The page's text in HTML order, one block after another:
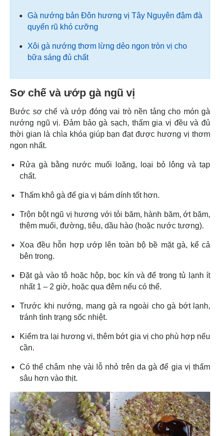
Gà nướng bản Đôn hương vị Tây Nguyên đậm đà
quyến rũ khó cưỡng
Xôi gà nướng thơm lừng dẻo ngon tròn vị cho
bữa sáng đủ chất
Sơ chế và ướp gà ngũ vị
Bước sơ chế và ướp đóng vai trò nền tảng cho món gà
nướng ngũ vị. Đảm bảo gà sạch, thấm gia vị đều và đủ
thời gian là chìa khóa giúp bạn đạt được hương vị thơm
ngon nhất.
Rửa gà bằng nước muối loãng, loại bỏ lông và tạp
chất.
Thấm khô gà để gia vị bám dính tốt hơn.
Trộn bột ngũ vị hương với tỏi băm, hành băm, ớt băm,
thêm muối, đường, tiêu, dầu hào (hoặc nước tương).
Xoa đều hỗn hợp ướp lên toàn bộ bề mặt gà, kể cả
bên trong.
Đặt gà vào tô hoặc hộp, bọc kín và để trong tủ lạnh ít
nhất 1 – 2 giờ, hoặc qua đêm nếu có thể.
Trước khi nướng, mang gà ra ngoài cho gà bớt lạnh,
tránh tình trạng sốc nhiệt.
Kiểm tra lại hương vị, thêm bớt gia vị cho phù hợp nếu
cần.
Có thể châm nhẹ vài lỗ nhỏ trên da gà để gia vị thấm
sâu hơn vào thịt.